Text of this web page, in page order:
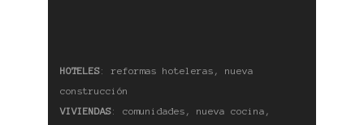
HOTELES: reformas hoteleras, nueva
construcción
VIVIENDAS: comunidades, nueva cocina,